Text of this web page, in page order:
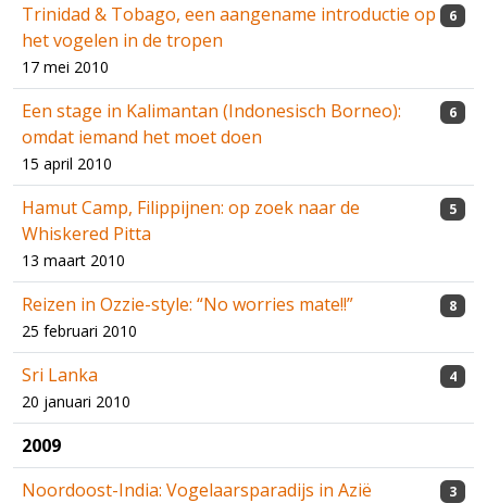
Trinidad & Tobago, een aangename introductie op
het vogelen in de tropen
17 mei 2010
6
Een stage in Kalimantan (Indonesisch Borneo):
omdat iemand het moet doen
15 april 2010
6
Hamut Camp, Filippijnen: op zoek naar de
Whiskered Pitta
13 maart 2010
5
Reizen in Ozzie-style: “No worries mate!!”
25 februari 2010
8
Sri Lanka
20 januari 2010
4
2009
Noordoost-India: Vogelaarsparadijs in Azië
3